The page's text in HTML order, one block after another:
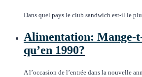
Dans quel pays le club sandwich est-il le
Alimentation: Mange-
qu’en 1990?
A l’occasion de l’entrée dans la nouvelle